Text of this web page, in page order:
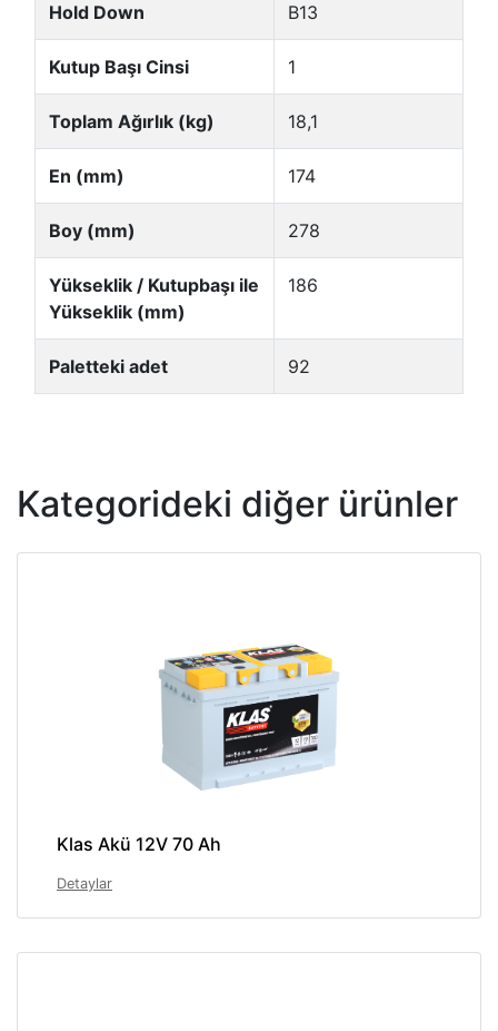
Hold Down B13
Kutup Başı Cinsi 1
Toplam Ağırlık (kg) 18,1
En (mm) 174
Boy (mm) 278
Yükseklik / Kutupbaşı ile
Yükseklik (mm)
186
Paletteki adet 92
Kategorideki diğer ürünler
Klas Akü 12V 70 Ah
Detaylar